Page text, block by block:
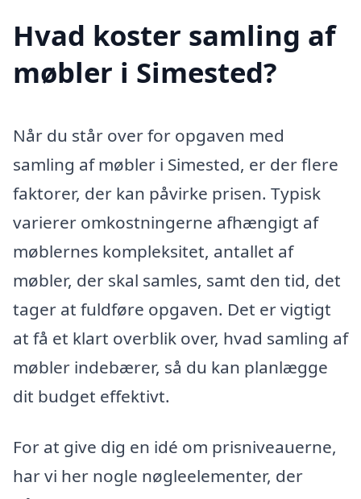
Hvad koster samling af
møbler i Simested?
Når du står over for opgaven med
samling af møbler i Simested, er der flere
faktorer, der kan påvirke prisen. Typisk
varierer omkostningerne afhængigt af
møblernes kompleksitet, antallet af
møbler, der skal samles, samt den tid, det
tager at fuldføre opgaven. Det er vigtigt
at få et klart overblik over, hvad samling af
møbler indebærer, så du kan planlægge
dit budget effektivt.
For at give dig en idé om prisniveauerne,
har vi her nogle nøgleelementer, der